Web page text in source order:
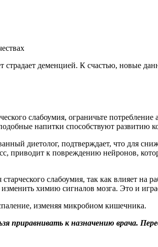
страдает деменцией. К счастью, новые
слабоумия, ограничьте
напитки способствуют развитию
диетолог, подтверждает, что для
приводит к повреждению нейронов,
слабоумия, так как влияет на
изменить химию сигналов мозга. Это и
изменяя микробиом кишечника.
приравнивать к назначению врача.